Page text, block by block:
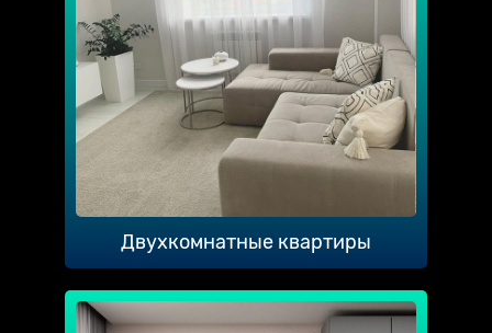
Двухкомнатные квартиры